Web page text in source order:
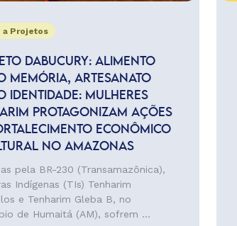
a Projetos
DABUCURY: ALIMENTO
MEMÓRIA, ARTESANATO
IDENTIDADE: MULHERES
PROTAGONIZAM AÇÕES
ECONÔMICO
NO AMAZONAS
pela BR-230 (Transamazônica),
Indígenas (TIs) Tenharim
e Tenharim Gleba B, no
de Humaitá (AM), sofrem ...